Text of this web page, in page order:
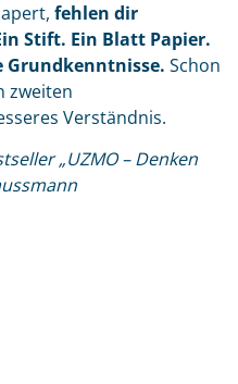
fehlen dir
Stift. Ein Blatt Papier.
Grundkenntnisse. Schon
zweiten
Verständnis.
„UZMO – Denken